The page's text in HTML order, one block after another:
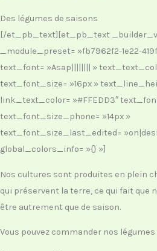
Des légumes de saisons
[/et_pb_text][et_pb_text
_module_preset= »fb7962f2-1e22-
text_font= »Asap|||||||| »
text_font_size= »16px »
link_text_color= »#FFEDD3″
text_font_size_phone= »14px »
text_font_size_last_edited=
global_colors_info= »{} »]
Nos cultures sont produites en plein
qui préservent la terre, ce qui fait que
être autrement que de saison.
Vous pouvez commander nos légumes